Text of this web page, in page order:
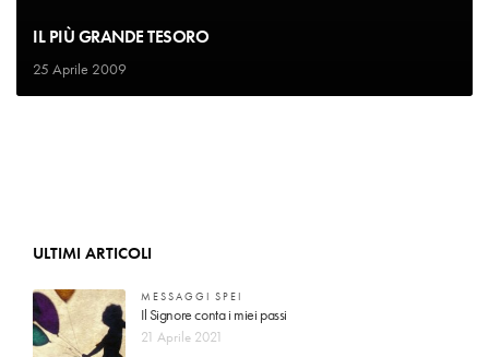
IL PIÙ GRANDE TESORO
25 Aprile 2009
ULTIMI ARTICOLI
MESSAGGI SPEI
Il Signore conta i miei passi
21 Aprile 2021